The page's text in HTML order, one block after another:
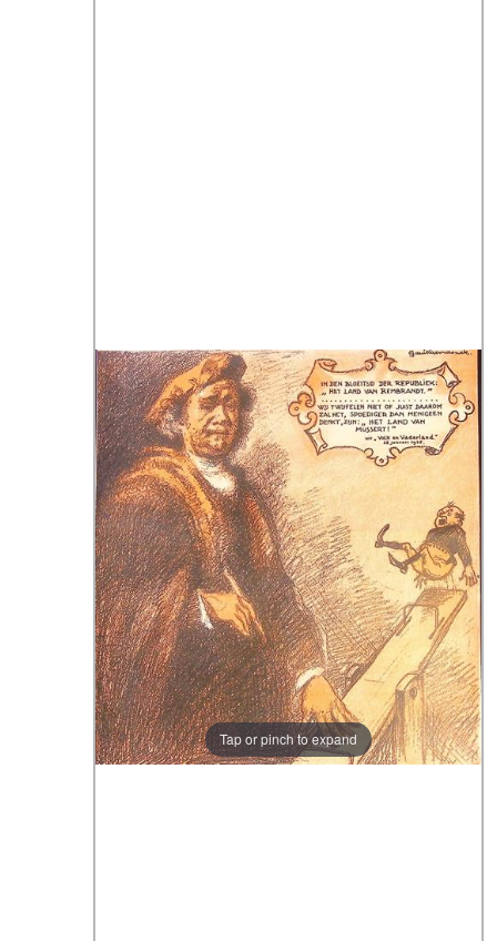
Tap or pinch to expand